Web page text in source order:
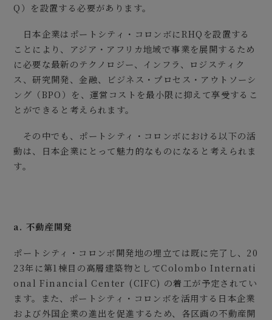
Q）を設置する必要があります。
日本企業はポートシティ・コロンボにRHQを設置する
ことにより、アジア・アフリカ地域で事業を展開するため
に必要な最新のテクノロジー、インフラ、ロジスティク
ス、研究開発、金融、ビジネス・プロセス・アウトソーシ
ング（BPO）を、運営コストを最小限に抑えて享受するこ
とができると考えられます。
その中でも、ポートシティ・コロンボにおける以下の活
動は、日本企業にとって魅力的なものになると考えられま
す。
a. 不動産開発
ポートシティ・コロンボ開発地の埋立ては既に完了し、20
23年に第1棟目の高層建築物としてColombo Internati
onal Financial Center (CIFC) の着工が予定されてい
ます。また、ポートシティ・コロンボを活用する日本企業
および外国企業の進出を促進するため、各区画の不動産開